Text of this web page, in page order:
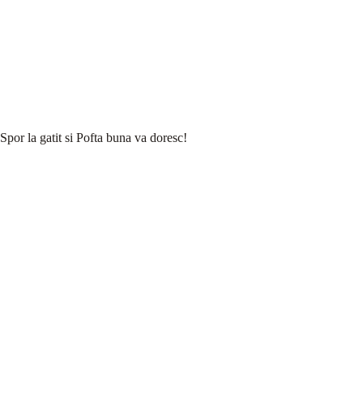
Spor la gatit si Pofta buna va doresc!